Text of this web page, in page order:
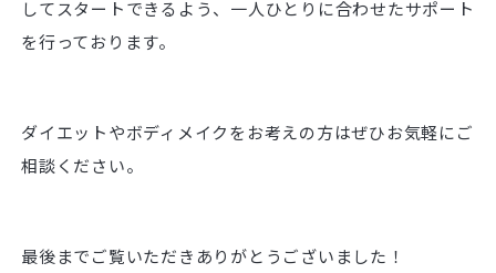
してスタートできるよう、一人ひとりに合わせたサポート
を行っております。
ダイエットやボディメイクをお考えの方はぜひお気軽にご
相談ください。
最後までご覧いただきありがとうございました！